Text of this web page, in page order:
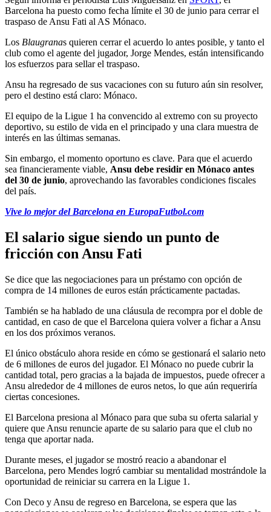
Barcelona ha puesto como fecha límite el 30 de junio para cerrar el
traspaso de Ansu Fati al AS Mónaco.
Los Blaugranas quieren cerrar el acuerdo lo antes posible, y tanto el
club como el agente del jugador, Jorge Mendes, están intensificando
los esfuerzos para sellar el traspaso.
Ansu ha regresado de sus vacaciones con su futuro aún sin resolver,
pero el destino está claro: Mónaco.
El equipo de la Ligue 1 ha convencido al extremo con su proyecto
deportivo, su estilo de vida en el principado y una clara muestra de
interés en las últimas semanas.
Sin embargo, el momento oportuno es clave. Para que el acuerdo
sea financieramente viable, Ansu debe residir en Mónaco antes
del 30 de junio, aprovechando las favorables condiciones fiscales
del país.
Vive lo mejor del Barcelona en EuropaFutbol.com
El salario sigue siendo un punto de
fricción con Ansu Fati
Se dice que las negociaciones para un préstamo con opción de
compra de 14 millones de euros están prácticamente pactadas.
También se ha hablado de una cláusula de recompra por el doble de
cantidad, en caso de que el Barcelona quiera volver a fichar a Ansu
en los dos próximos veranos.
El único obstáculo ahora reside en cómo se gestionará el salario neto
de 6 millones de euros del jugador. El Mónaco no puede cubrir la
cantidad total, pero gracias a la bajada de impuestos, puede ofrecer a
Ansu alrededor de 4 millones de euros netos, lo que aún requeriría
ciertas concesiones.
El Barcelona presiona al Mónaco para que suba su oferta salarial y
quiere que Ansu renuncie aparte de su salario para que el club no
tenga que aportar nada.
Durante meses, el jugador se mostró reacio a abandonar el
Barcelona, ​​pero Mendes logró cambiar su mentalidad mostrándole la
oportunidad de reiniciar su carrera en la Ligue 1.
Con Deco y Ansu de regreso en Barcelona, ​​se espera que las